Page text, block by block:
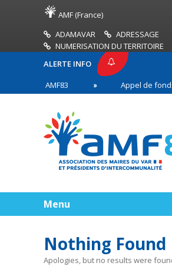
AMF (France)
ADAMAVAR
ADRESSAGE
NUMERISATION DU TERRITOIRE
ALERTE INFO
AMF83
Appel de fonds
en première ligne
Menu
Nothing Found
Apologies, but no results were